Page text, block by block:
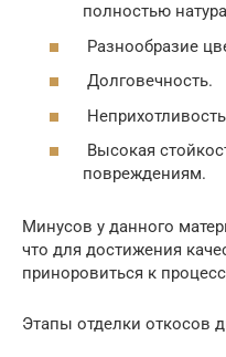
полностью
Разнообразие
Долговечность.
Высокая
повреждениям.
Минусов у данного
что для достижения
приноровиться к
Этапы отделки откосов